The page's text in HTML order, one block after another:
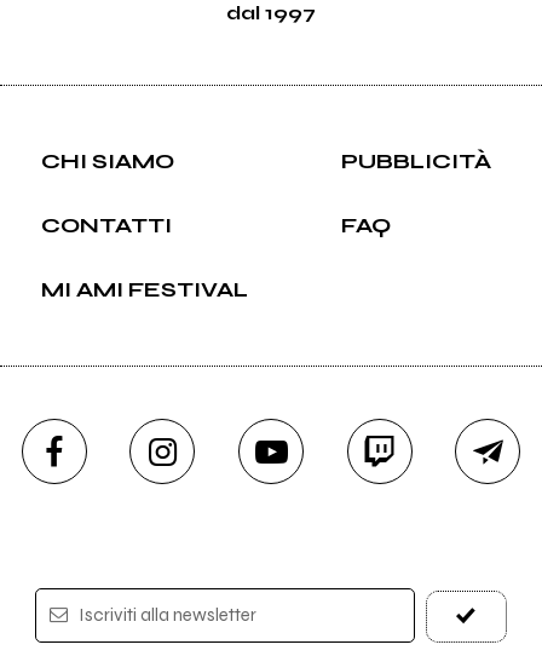
dal 1997
CHI SIAMO PUBBLICITÀ
CONTATTI FAQ
MI AMI FESTIVAL
Iscriviti alla newsletter